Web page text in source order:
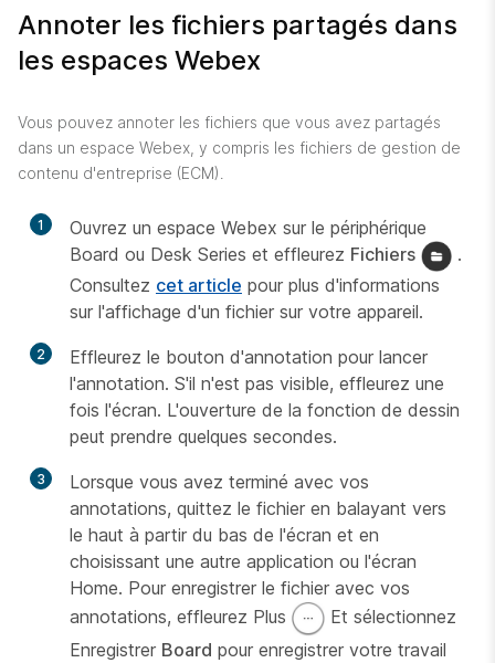
Annoter les fichiers partagés dans
les espaces Webex
Vous pouvez annoter les fichiers que vous avez partagés
dans un espace Webex, y compris les fichiers de gestion de
contenu d'entreprise (ECM).
1
Ouvrez un espace Webex sur le périphérique
Board ou Desk Series et effleurez Fichiers
.
Consultez cet article pour plus d'informations
sur l'affichage d'un fichier sur votre appareil.
2
Effleurez le bouton d'annotation pour lancer
l'annotation. S'il n'est pas visible, effleurez une
fois l'écran. L'ouverture de la fonction de dessin
peut prendre quelques secondes.
3
Lorsque vous avez terminé avec vos
annotations, quittez le fichier en balayant vers
le haut à partir du bas de l'écran et en
choisissant une autre application ou l'écran
Home. Pour enregistrer le fichier avec vos
annotations, effleurez Plus
Et sélectionnez
Enregistrer Board pour enregistrer votre travail